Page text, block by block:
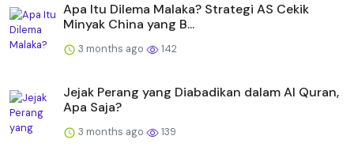
Apa Itu Dilema Malaka? Strategi AS Cekik
Minyak China yang B...
3 months ago 142
Jejak Perang yang Diabadikan dalam Al Quran,
Apa Saja?
3 months ago 139